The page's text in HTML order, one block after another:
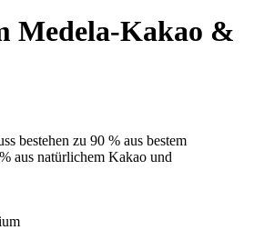
Medela-Kakao &
bestehen zu 90 % aus bestem
aus natürlichem Kakao und